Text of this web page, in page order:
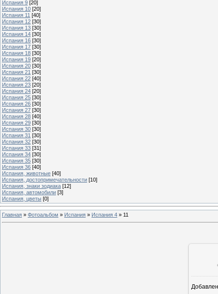
Испания 9 [20]
Испания 10 [20]
Испания 11 [40]
Испания 12 [30]
Испания 13 [30]
Испания 14 [30]
Испания 16 [30]
Испания 17 [30]
Испания 18 [30]
Испания 19 [20]
Испания 20 [30]
Испания 21 [30]
Испания 22 [40]
Испания 23 [20]
Испания 24 [20]
Испания 25 [30]
Испания 26 [30]
Испания 27 [30]
Испания 28 [40]
Испания 29 [30]
Испания 30 [30]
Испания 31 [30]
Испания 32 [30]
Испания 33 [31]
Испания 34 [30]
Испания 35 [30]
Испания 36 [40]
Испания, животные [40]
Испания, достопримечательности [10]
Испания, знаки зодиака [12]
Испания, автомобили [3]
Испания, цветы [0]
Главная » Фотоальбом » Испания » Испания 4 » 11